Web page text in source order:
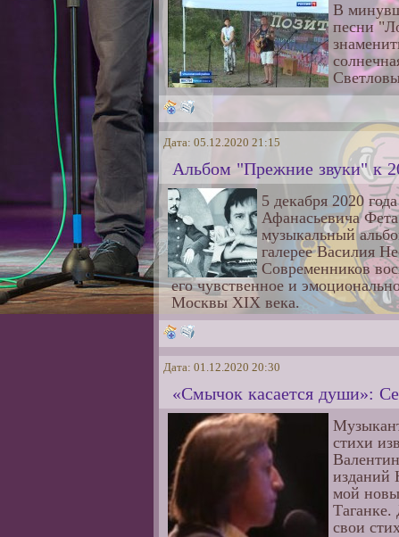
В
песни
Дата: 05.12.2020 21:15
Альбом "Прежние звуки" к
5 декабря 2020
Афанасьевича
музыкальный
галерее Василия
Современников
его чувственное и
Москвы XIX века.
Дата: 01.12.2020 20:30
«Смычок касается души»:
стихи
изданий
мой
Таганке.
свои